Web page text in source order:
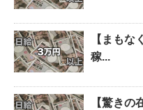
【まもな
稼...
【驚きの